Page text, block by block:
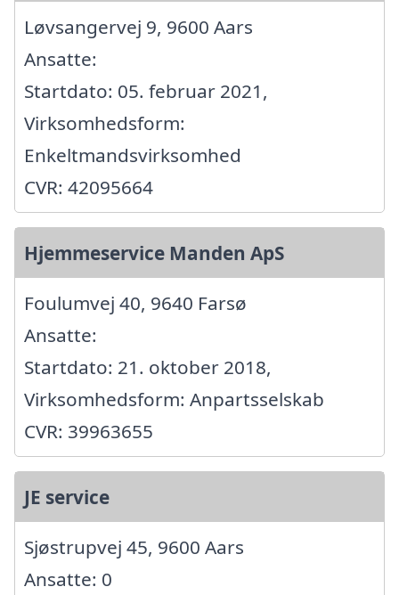
Løvsangervej 9, 9600 Aars
Ansatte:
Startdato: 05. februar 2021,
Virksomhedsform:
Enkeltmandsvirksomhed
CVR: 42095664
Hjemmeservice Manden ApS
Foulumvej 40, 9640 Farsø
Ansatte:
Startdato: 21. oktober 2018,
Virksomhedsform: Anpartsselskab
CVR: 39963655
JE service
Sjøstrupvej 45, 9600 Aars
Ansatte: 0